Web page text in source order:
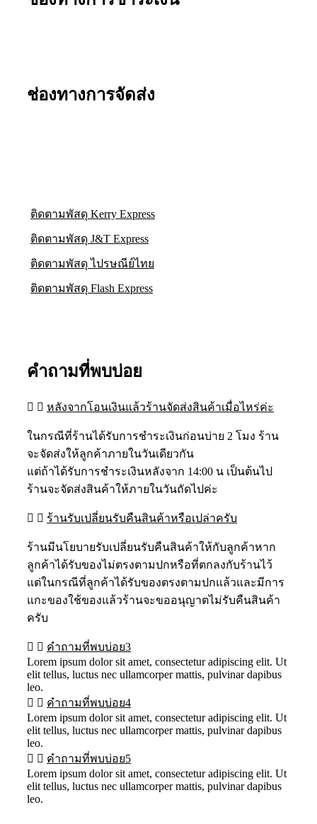
ช่องทางการจัดส่ง
ติดตามพัสดุ Kerry Express
ติดตามพัสดุ J&T Express
ติดตามพัสดุ ไปรษณีย์ไทย
ติดตามพัสดุ Flash Express
คำถามที่พบบ่อย
หลังจากโอนเงินแล้วร้านจัดส่งสินค้าเมื่อไหร่ค่ะ
ในกรณีที่ร้านได้รับการชำระเงินก่อนบ่าย 2 โมง ร้าน
จะจัดส่งให้ลูกค้าภายในวันเดียวกัน
แต่ถ้าได้รับการชำระเงินหลังจาก 14:00 น เป็นต้นไป
ร้านจะจัดส่งสินค้าให้ภายในวันถัดไปค่ะ
ร้านรับเปลี่ยนรับคืนสินค้าหรือเปล่าครับ
ร้านมีนโยบายรับเปลี่ยนรับคืนสินค้าให้กับลูกค้าหาก
ลูกค้าได้รับของไม่ตรงตามปกหรือที่ตกลงกับร้านไว้
แต่ในกรณีที่ลูกค้าได้รับของตรงตามปกแล้วและมีการ
แกะของใช้ของแล้วร้านจะขออนุญาตไม่รับคืนสินค้า
ครับ
คำถามที่พบบ่อย3
Lorem ipsum dolor sit amet, consectetur adipiscing elit. Ut
elit tellus, luctus nec ullamcorper mattis, pulvinar dapibus
leo.
คำถามที่พบบ่อย4
Lorem ipsum dolor sit amet, consectetur adipiscing elit. Ut
elit tellus, luctus nec ullamcorper mattis, pulvinar dapibus
leo.
คำถามที่พบบ่อย5
Lorem ipsum dolor sit amet, consectetur adipiscing elit. Ut
elit tellus, luctus nec ullamcorper mattis, pulvinar dapibus
leo.